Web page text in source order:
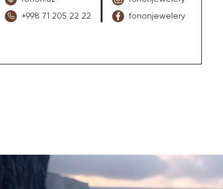
+998 71 205 22 22
fononjewelery